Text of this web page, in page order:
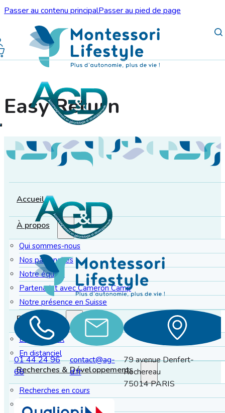
Passer au contenu principalPasser au pied de page
Accueil
À propos
Qui sommes-nous
Nos partenaires
Notre équipe
Partenariat avec Cameron Camp
Notre présence en Suisse
Formations
En présentiel
En distanciel
Recherches & Développements
Recherches en cours
Recherches publiées
Easy Return
01 44 24 96
66
contact@ag-
d.fr
79 avenue Denfert-
Rochereau
75014 PARIS